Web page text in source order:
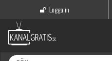
Logga in